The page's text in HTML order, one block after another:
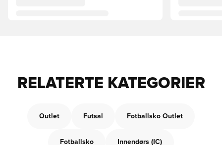
RELATERTE KATEGORIER
Outlet Futsal Fotballsko Outlet
Fotballsko Innendørs (IC)